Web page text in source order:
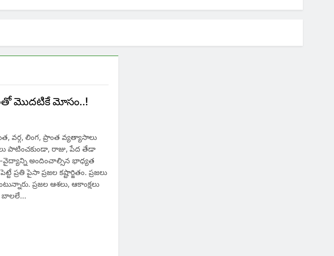
మొదటికే మోసం..!
వర్గ, లింగ, ప్రాంత వ్యత్యాసాలు
పాటించకుండా, రాజు, పేద తేడా
అందించాల్సిన భాధ్యత
ప్రతి పైసా ప్రజల కష్టార్జితం. ప్రజలు
ప్రజల ఆశలు, ఆకాంక్షలు
బాలలే…